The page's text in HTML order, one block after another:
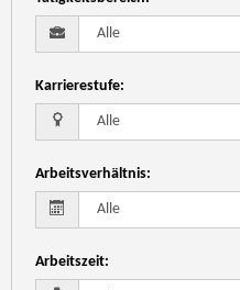
Karrierestufe:
Arbeitsverhältnis:
Arbeitszeit: